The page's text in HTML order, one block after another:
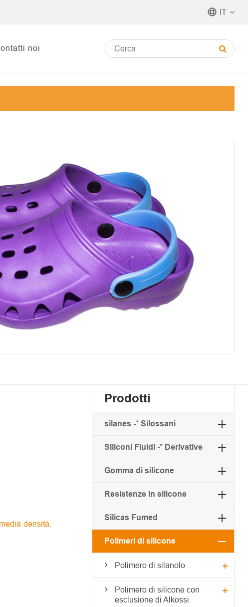
IT
noi
densità.
Prodotti
silanes -* Silossani
Siliconi Fluidi -* Derivative
Gomma di silicone
Resistenze in silicone
Silicas Fumed
Polimeri di silicone
Polimero di silanolo
Polimero di silicone con
esclusione di Alkossi